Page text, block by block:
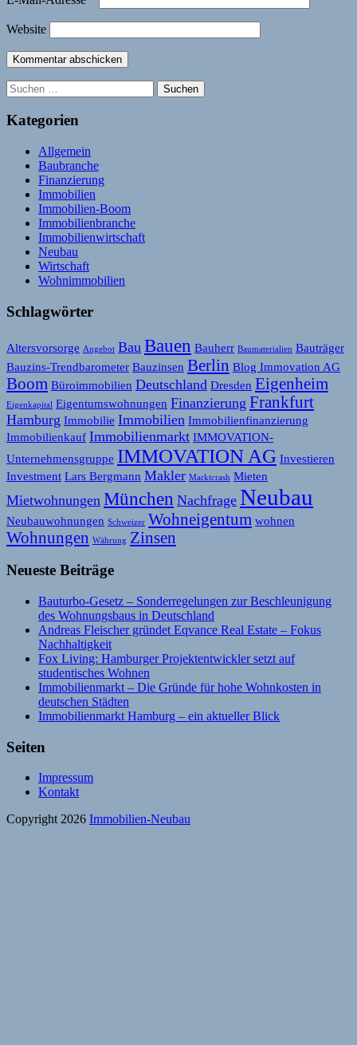
Website
Suchen
nach:
Kategorien
Allgemein
Baubranche
Finanzierung
Immobilien
Immobilien-Boom
Immobilienbranche
Immobilienwirtschaft
Neubau
Wirtschaft
Wohnimmobilien
Schlagwörter
Altersvorsorge Angebot Bau Bauen Bauherr Baumaterialien Bauträger
Bauzins-Trendbarometer Bauzinsen Berlin Blog Immovation AG
Boom Büroimmobilien Deutschland Dresden Eigenheim
Eigenkapital Eigentumswohnungen Finanzierung Frankfurt
Hamburg Immobilie Immobilien Immobilienfinanzierung
Immobilienkauf Immobilienmarkt IMMOVATION-
Unternehmensgruppe IMMOVATION AG Investieren
Investment Lars Bergmann Makler Marktcrash Mieten
Mietwohnungen München Nachfrage Neubau
Neubauwohnungen Schweizer Wohneigentum wohnen
Wohnungen Währung Zinsen
Neueste Beiträge
Bauturbo-Gesetz – Sonderregelungen zur Beschleunigung
des Wohnungsbaus in Deutschland
Andreas Fleischer gründet Eqvance Real Estate – Fokus
Nachhaltigkeit
Fox Living: Hamburger Projektentwickler setzt auf
studentisches Wohnen
Immobilienmarkt – Die Gründe für hohe Wohnkosten in
deutschen Städten
Immobilienmarkt Hamburg – ein aktueller Blick
Seiten
Impressum
Kontakt
Copyright 2026 Immobilien-Neubau